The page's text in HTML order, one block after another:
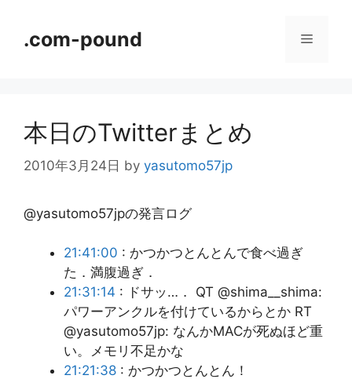
.com-pound メ
本日のTwitterまとめ
2010年3月24日 by yasutomo57jp
@yasutomo57jpの発言ログ
21:41:00 : かつかつとんとんで食べ過ぎ
た．満腹過ぎ．
21:31:14 : ドサッ…． QT @shima__shima:
パワーアンクルを付けているからとか RT
@yasutomo57jp: なんかMACが死ぬほど重
い。メモリ不足かな
21:21:38 : かつかつとんとん！